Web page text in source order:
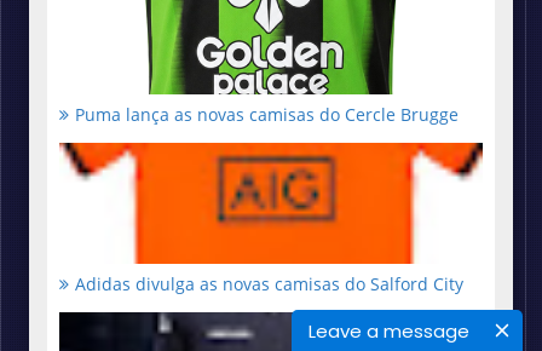
Leave a message
Puma lança as novas camisas do Cercle Brugge
Adidas divulga as novas camisas do Salford City